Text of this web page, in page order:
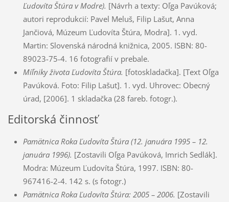
Ľudovíta Štúra v Modre). [Návrh a texty: Oľga Pavúková;
autori reprodukcií: Pavel Meluš, Filip Lašut, Anna
Jančiová, Múzeum Ľudovíta Štúra, Modra]. 1. vyd.
Martin: Slovenská národná knižnica, 2005. ISBN: 80-
89023-75-4. 16 fotografií v prebale.
Míľniky života Ľudovíta Štúra. [fotoskladačka]. [Text Oľga
Pavúková. Foto: Filip Lašut]. 1. vyd. Uhrovec: Obecný
úrad, [2006]. 1 skladačka (28 fareb. fotogr.).
Editorská činnosť
Pamätnica Roka Ľudovíta Štúra (12. januára 1995 – 12.
januára 1996). [Zostavili Oľga Pavúková, Imrich Sedlák].
Modra: Múzeum Ľudovíta Štúra, 1997. ISBN: 80-
967416-2-4. 142 s. (s fotogr.)
Pamätnica Roka Ľudovíta Štúra: 2005 – 2006. [Zostavili